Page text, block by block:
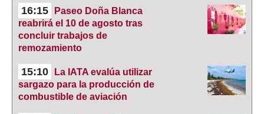
16:15
Paseo Doña Blanca
reabrirá el 10 de agosto tras
concluir trabajos de
remozamiento
15:10
La IATA evalúa utilizar
sargazo para la producción de
combustible de aviación